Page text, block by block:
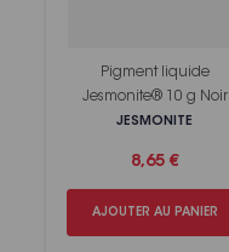
Pigment liquide
Jesmonite® 10 g Noir
JESMONITE
8,65 €
AJOUTER AU PANIER